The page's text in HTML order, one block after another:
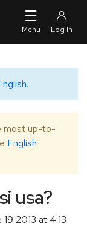
.
most up-to-
English
usa?
19 2013 at 4:13